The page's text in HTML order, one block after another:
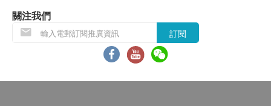
單核白血球
嗜酸性白血球
嗜鹼性白血球
白血球
報告複印本 (體檢後3個月內)，將收取$150行政
費。注意：複印本報告未必完整。
d. 客人需自行承擔郵寄報告之風險。
e. 所有身體檢查並非作為醫務診斷或治療用
途，如需撰寫醫生轉介信，將作額外收費，價錢
關注我們
訂閱